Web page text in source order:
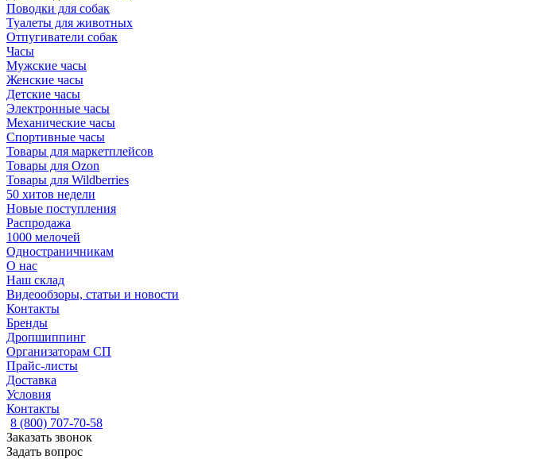
Поводки для собак
Туалеты для животных
Отпугиватели собак
Часы
Мужские часы
Женские часы
Детские часы
Электронные часы
Механические часы
Спортивные часы
Товары для маркетплейсов
Товары для Ozon
Товары для Wildberries
50 хитов недели
Новые поступления
Распродажа
1000 мелочей
Одностраничникам
О нас
Наш склад
Видеообзоры, статьи и новости
Контакты
Бренды
Дропшиппинг
Организаторам СП
Прайс-листы
Доставка
Условия
Контакты
8 (800) 707-70-58
Заказать звонок
Задать вопрос